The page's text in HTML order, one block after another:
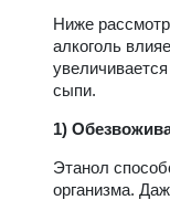
Ниже
алкоголь
сыпи.
1)
Этанол
организма.